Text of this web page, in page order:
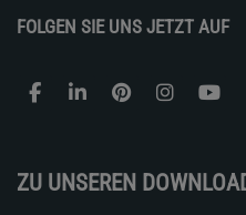
FOLGEN SIE UNS JETZT AUF
ZU UNSEREN